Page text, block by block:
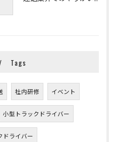
Tags
社内研修 イベント
小型トラックドライバー
ドライバー